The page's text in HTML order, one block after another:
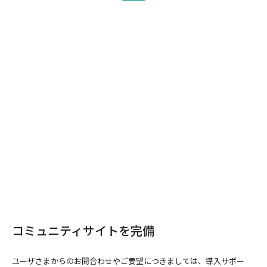
コミュニティサイトを完備
ユーザさまからのお問合わせやご要望につきましては、導入サポー